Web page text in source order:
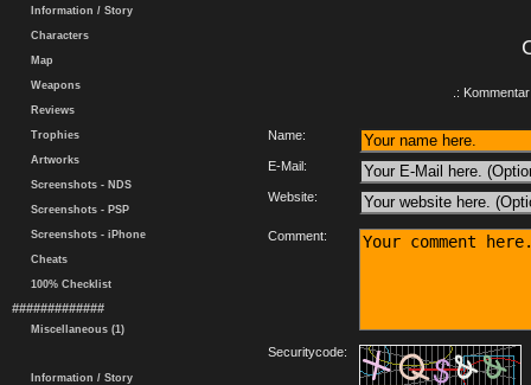
Information / Story
Characters
Map
Weapons
Reviews
Trophies
Artworks
Screenshots - NDS
Screenshots - PSP
Screenshots - iPhone
Cheats
100% Checklist
#############
Miscellaneous (1)
Information / Story
.:
Name:
E-Mail:
Website:
Comment:
Securitycode: